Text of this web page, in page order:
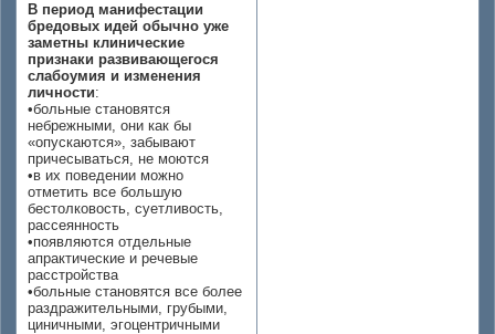
В период манифестации
бредовых идей обычно уже
заметны клинические
признаки развивающегося
слабоумия и изменения
личности:
•больные становятся
небрежными, они как бы
«опускаются», забывают
причесываться, не моются
•в их поведении можно
отметить все большую
бестолковость, суетливость,
рассеянность
•появляются отдельные
апрактические и речевые
расстройства
•больные становятся все более
раздражительными, грубыми,
циничными, эгоцентричными